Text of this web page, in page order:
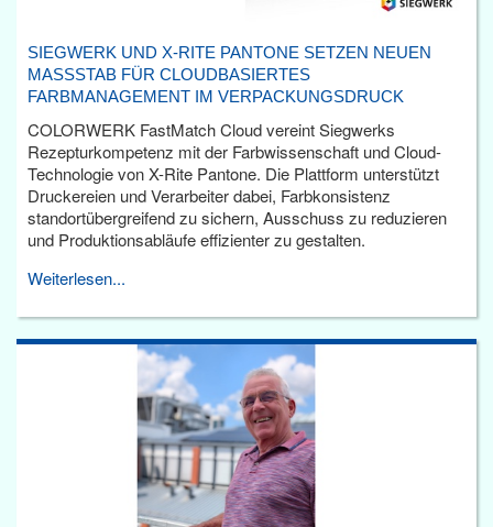
SIEGWERK UND X-RITE PANTONE SETZEN NEUEN
MASSSTAB FÜR CLOUDBASIERTES F
ARBMANAGEMENT IM VERPACKUNGSDRUCK
COLORWERK FastMatch Cloud vereint Siegwerks
Rezepturkompetenz mit der Farbwissenschaft und Cloud-
Technologie von X-Rite Pantone. Die Plattform unterstützt
Druckereien und Verarbeiter dabei, Farbkonsistenz
standortübergreifend zu sichern, Ausschuss zu reduzieren
und Produktionsabläufe effizienter zu gestalten.
Weiterlesen...